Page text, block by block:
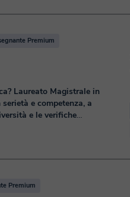
Premium
Laureato Magistrale in
e competenza, a
e le verifiche
(Istituto Matematico
Premium